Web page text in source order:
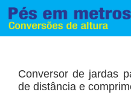
Conversor de jardas
de distância e